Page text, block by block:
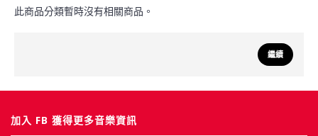
此商品分類暫時沒有相關商品。
繼續
加入 FB 獲得更多音樂資訊